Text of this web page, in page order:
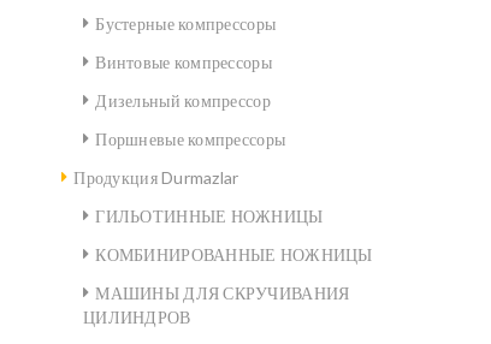
Бустерные компрессоры
Винтовые компрессоры
Дизельный компрессор
Поршневые компрессоры
Продукция Durmazlar
ГИЛЬОТИННЫЕ НОЖНИЦЫ
КОМБИНИРОВАННЫЕ НОЖНИЦЫ
МАШИНЫ ДЛЯ СКРУЧИВАНИЯ
ЦИЛИНДРОВ